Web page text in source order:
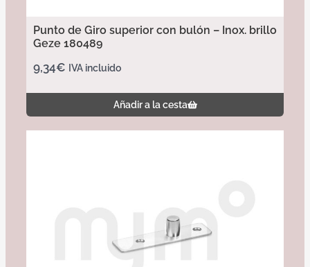
Punto de Giro superior con bulón – Inox. brillo
Geze 180489
9,34€ IVA incluido
Añadir a la cesta